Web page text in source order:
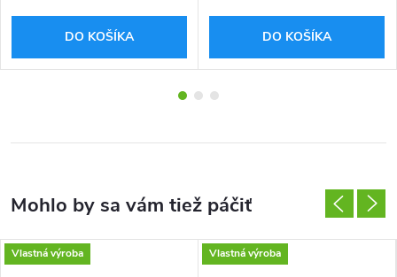
DO KOŠÍKA DO KOŠÍKA
Vlastná výroba Vlastná výroba